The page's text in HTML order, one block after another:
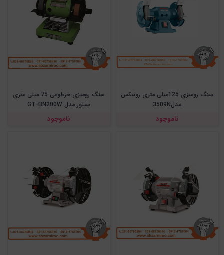
سنگ رومیزی 125میلی متری رونیکس
مدل3509N
ناموجود
سنگ رومیزی خرطومی 75 میلی متری
سیلور مدل GT-BN200W
ناموجود